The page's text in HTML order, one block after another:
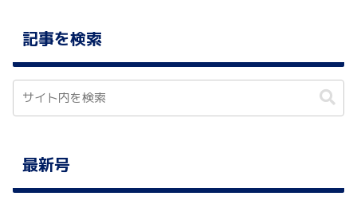
記事を検索
最新号